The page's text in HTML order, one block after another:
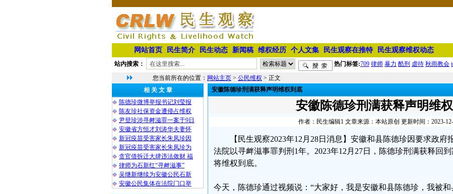
网站首页 民生简介 民生动态 新闻稿 维权经历 个人文集 民生观察在推特 民生观察维权动态
站内搜索： 热门标签:709 律师 暴力 酷刑 虐待 秋雨教会
您当前所在的位置： 网站主页 > 公民维权 > 正文
相 关 文 章
陈德珍微博举报书记刘莹报
陈友珍社保资金遭侵占维权
尹登珍涉寻衅滋罪一案于9日
安徽省方恒才刘涛华夫妻怀
新冠疫苗受害家长朱凤珍因
新冠疫苗受害家长朱凤珍为
贪官借拆迁大肆违法敛财 福
律师为石新红“寻衅滋事”
吴继新继续为安徽公民石新
安徽公民集体在法院门口举
安徽陈德珍刑满获释声明维权到底
安徽陈德珍刑满获释声明维
作者：民生编辑1 文章来源：本站原创 更新时间：2023-
【民生观察2023年12月28日消息】安徽和县陈德珍因要求政府
法院以寻衅滋事罪判刑1年。2023年12月27日，陈德珍刑满获释回
将维权到底。
今天，陈德珍通过视频说：“大家好，我是安徽和县陈德珍，我被